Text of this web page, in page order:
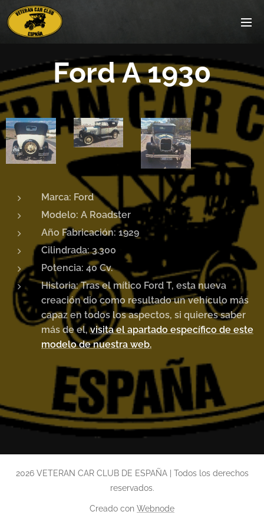
Ford A 1930
Marca: Ford
Modelo: A Roadster
Año Fabricación: 1929
Cilindrada: 3.300
Potencia: 40Cv.
Historia: Tras el mítico Ford T, esta nueva
creación dio como resultado un vehículo más
capaz en todos los aspectos, si quieres saber
más de el,visita el apartado específico de este
modelo de nuestra web.
2026 VETERAN CAR CLUB DE ESPAÑA | Todos los derechos
reservados.
Creado con Webnode